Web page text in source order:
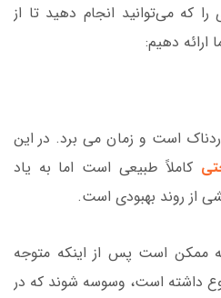
که می‌توانید انجام دهید تا از
ارائه دهیم:
است و زمان می برد. در این
کاملاً طبیعی است اما به یاد
از روند بهبودی است.
ممکن است پس از اینکه متوجه
داشته است، وسوسه شوند که در